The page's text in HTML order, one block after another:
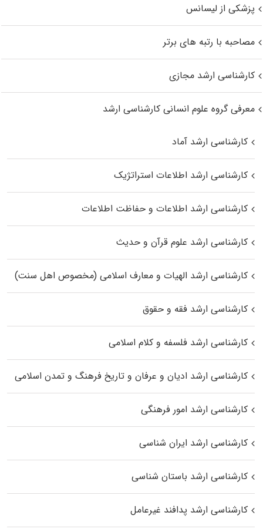
پزشکی از لیسانس
مصاحبه با رتبه های برتر
کارشناسی ارشد مجازی
معرفی گروه علوم انسانی کارشناسی ارشد
کارشناسی ارشد آماد
کارشناسی ارشد اطلاعات استراتژیک
کارشناسی ارشد اطلاعات و حفاظت اطلاعات
کارشناسی ارشد علوم قرآن و حدیث
کارشناسی ارشد الهیات و معارف اسلامی (مخصوص اهل سنت)
کارشناسی ارشد فقه و حقوق
کارشناسی ارشد فلسفه و کلام اسلامی
کارشناسی ارشد ادیان و عرفان و تاریخ فرهنگ و تمدن اسلامی
کارشناسی ارشد امور فرهنگی
کارشناسی ارشد ایران شناسی
کارشناسی ارشد باستان شناسی
کارشناسی ارشد پدافند غیرعامل